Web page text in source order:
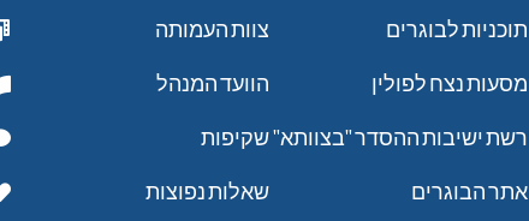
תוכניות לבוגרים
מסעות נצח לפולין
רשת ישיבות ההסדר "בצוותא"
אתר הבוגרים
צוות העמותה
הוועד המנהל
שקיפות
שאלות נפוצות